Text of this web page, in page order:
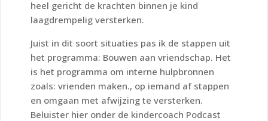
heel gericht de krachten binnen je kind
laagdrempelig versterken.
Juist in dit soort situaties pas ik de stappen uit
het programma: Bouwen aan vriendschap. Het
is het programma om interne hulpbronnen
zoals: vrienden maken., op iemand af stappen
en omgaan met afwijzing te versterken.
Beluister hier onder de kindercoach Podcast